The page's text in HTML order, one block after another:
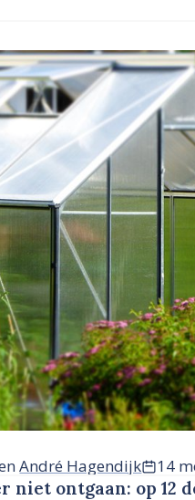
André Hagendijk 14
niet ontgaan: op 12